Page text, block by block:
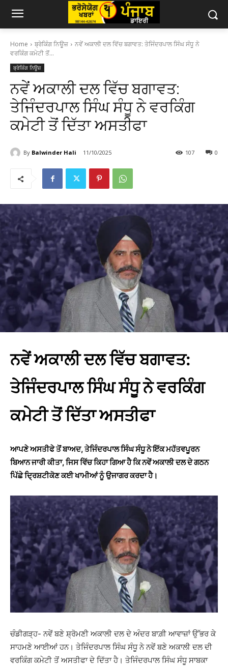
Home ਬ੍ਰੇਕਿੰਗ ਨਿਊਜ਼
ਨਵੇਂ ਅਕਾਲੀ ਦਲ ਵਿੱਚ ਬਗਾਵਤ: ਤੇਜਿੰਦਰਪਾਲ ਸਿੰਘ ਸੰਧੂ ਨੇ
ਵਰਕਿੰਗ ਕਮੇਟੀ ਤੋਂ...
ਬ੍ਰੇਕਿੰਗ ਨਿਊਜ਼
ਨਵੇਂ ਅਕਾਲੀ ਦਲ ਵਿੱਚ ਬਗਾਵਤ:
ਤੇਜਿੰਦਰਪਾਲ ਸਿੰਘ ਸੰਧੂ ਨੇ ਵਰਕਿੰਗ
ਕਮੇਟੀ ਤੋਂ ਦਿੱਤਾ ਅਸਤੀਫਾ
By Balwinder Hali 11/10/2025 0
107
ਨਵੇਂ ਅਕਾਲੀ ਦਲ ਵਿੱਚ ਬਗਾਵਤ:
ਤੇਜਿੰਦਰਪਾਲ ਸਿੰਘ ਸੰਧੂ ਨੇ ਵਰਕਿੰਗ
ਕਮੇਟੀ ਤੋਂ ਦਿੱਤਾ ਅਸਤੀਫਾ
ਆਪਣੇ ਅਸਤੀਫੇ ਤੋਂ ਬਾਅਦ, ਤੇਜਿੰਦਰਪਾਲ ਸਿੰਘ ਸੰਧੂ ਨੇ ਇੱਕ ਮਹੱਤਵਪੂਰਨ
ਬਿਆਨ ਜਾਰੀ ਕੀਤਾ, ਜਿਸ ਵਿੱਚ ਕਿਹਾ ਗਿਆ ਹੈ ਕਿ ਨਵੇਂ ਅਕਾਲੀ ਦਲ ਦੇ ਗਠਨ
ਪਿੱਛੇ ਦ੍ਰਿਸ਼ਟੀਕੋਣ ਕਈ ਖਾਮੀਆਂ ਨੂੰ ਉਜਾਗਰ ਕਰਦਾ ਹੈ।
ਚੰਡੀਗੜ੍ਹ- ਨਵੇਂ ਬਣੇ ਸ਼੍ਰੋਮਣੀ ਅਕਾਲੀ ਦਲ ਦੇ ਅੰਦਰ ਬਾਗ਼ੀ ਆਵਾਜ਼ਾਂ ਉੱਭਰ ਕੇ
ਸਾਹਮਣੇ ਆਈਆਂ ਹਨ। ਤੇਜਿੰਦਰਪਾਲ ਸਿੰਘ ਸੰਧੂ ਨੇ ਨਵੇਂ ਬਣੇ ਅਕਾਲੀ ਦਲ ਦੀ
ਵਰਕਿੰਗ ਕਮੇਟੀ ਤੋਂ ਅਸਤੀਫਾ ਦੇ ਦਿੱਤਾ ਹੈ। ਤੇਜਿੰਦਰਪਾਲ ਸਿੰਘ ਸੰਧੂ ਸਾਬਕਾ